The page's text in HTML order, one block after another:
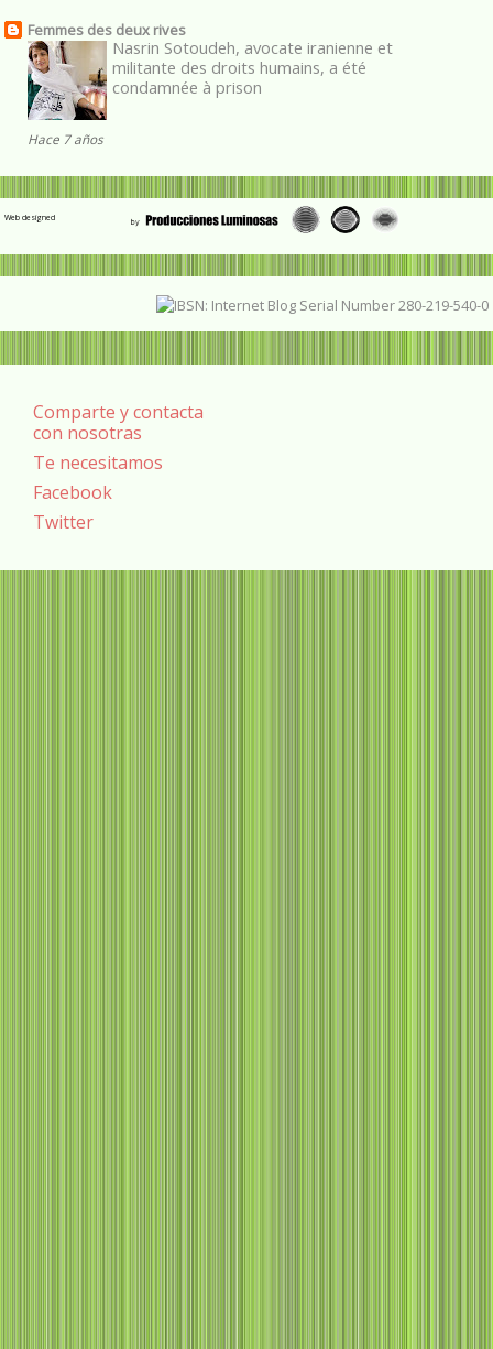
Femmes des deux rives
Nasrin Sotoudeh, avocate iranienne et
militante des droits humains, a été
condamnée à prison
Hace 7 años
Web designed
Comparte y contacta
con nosotras
Te necesitamos
Facebook
Twitter